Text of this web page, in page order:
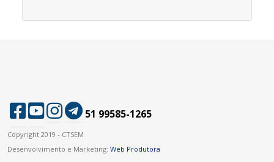
51 99585-1265
Copyright 2019 - CTSEM
Desenvolvimento e Marketing: Web Produtora